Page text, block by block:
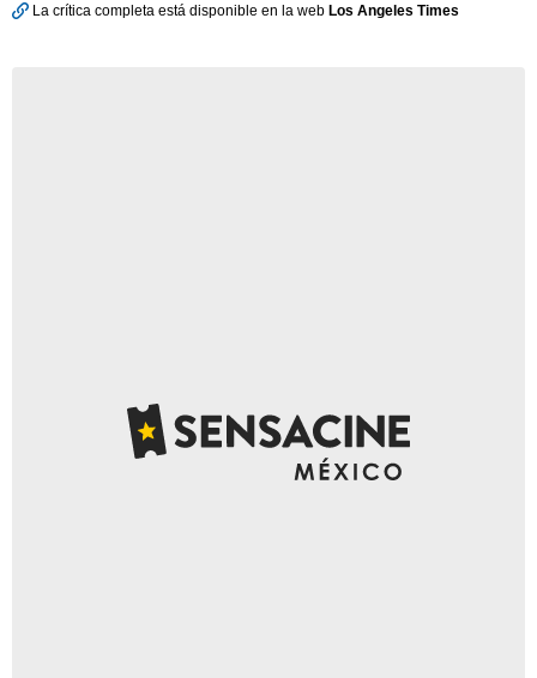
La crítica completa está disponible en la web Los Angeles Times